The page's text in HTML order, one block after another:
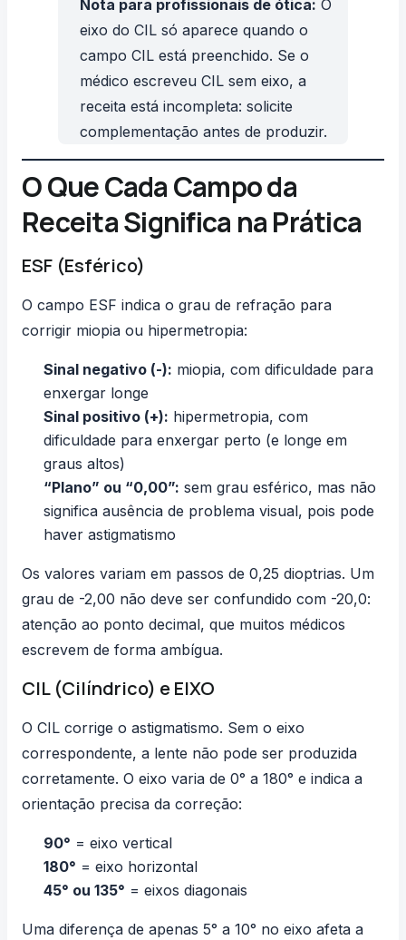
Nota para profissionais de ótica: O
eixo do CIL só aparece quando o
campo CIL está preenchido. Se o
médico escreveu CIL sem eixo, a
receita está incompleta: solicite
complementação antes de produzir.
O Que Cada Campo da
Receita Significa na Prática
ESF (Esférico)
O campo ESF indica o grau de refração para
corrigir miopia ou hipermetropia:
Sinal negativo (-): miopia, com dificuldade para
enxergar longe
Sinal positivo (+): hipermetropia, com
dificuldade para enxergar perto (e longe em
graus altos)
“Plano” ou “0,00”: sem grau esférico, mas não
significa ausência de problema visual, pois pode
haver astigmatismo
Os valores variam em passos de 0,25 dioptrias. Um
grau de -2,00 não deve ser confundido com -20,0:
atenção ao ponto decimal, que muitos médicos
escrevem de forma ambígua.
CIL (Cilíndrico) e EIXO
O CIL corrige o astigmatismo. Sem o eixo
correspondente, a lente não pode ser produzida
corretamente. O eixo varia de 0° a 180° e indica a
orientação precisa da correção:
90° = eixo vertical
180° = eixo horizontal
45° ou 135° = eixos diagonais
Uma diferença de apenas 5° a 10° no eixo afeta a